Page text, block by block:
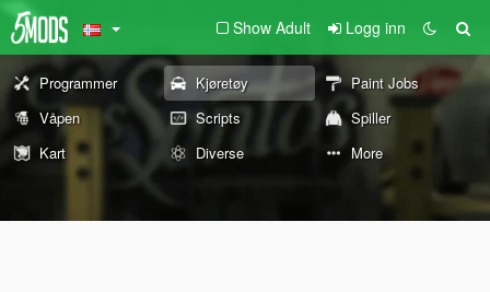
Show Adult Logg inn
Programmer Kjøretøy
Paint Jobs
Våpen
Scripts
Spiller
Kart
Diverse More